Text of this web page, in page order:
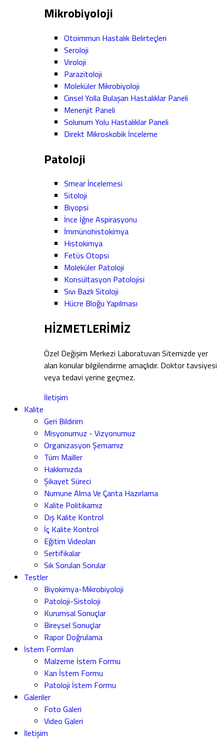
Mikrobiyoloji
Otoimmun Hastalık Belirteçleri
Seroloji
Viroloji
Parazitoloji
Moleküler Mikrobiyoloji
Cinsel Yolla Bulaşan Hastalıklar Paneli
Menenjit Paneli
Solunum Yolu Hastalıklar Paneli
Direkt Mikroskobik İnceleme
Patoloji
Smear İncelemesi
Sitoloji
Biyopsi
İnce İğne Aspirasyonu
İmmünohistokimya
Histokimya
Fetüs Otopsi
Moleküler Patoloji
Konsültasyon Patolojisi
Sıvı Bazlı Sitoloji
Hücre Bloğu Yapılması
HİZMETLERİMİZ
Özel Değişim Merkezi Laboratuvarı Sitemizde yer
alan konular bilgilendirme amaçlıdır. Doktor tavsiyesi
veya tedavi yerine geçmez.
İletişim
Kalite
Geri Bildirim
Misyonumuz - Vizyonumuz
Organizasyon Şemamız
Tüm Mailler
Hakkımızda
Şikayet Süreci
Numune Alma Ve Çanta Hazırlama
Kalite Politikamız
Dış Kalite Kontrol
İç Kalite Kontrol
Eğitim Videoları
Sertifikalar
Sık Sorulan Sorular
Testler
Biyokimya-Mikrobiyoloji
Patoloji-Sistoloji
Kurumsal Sonuçlar
Bireysel Sonuçlar
Rapor Doğrulama
İstem Formları
Malzeme İstem Formu
Kan İstem Formu
Patoloji İstem Formu
Galeriler
Foto Galeri
Video Galeri
İletişim